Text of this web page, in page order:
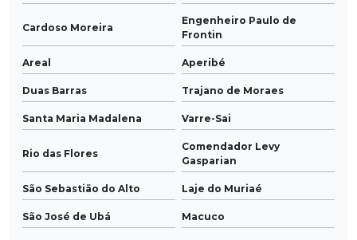
Cardoso Moreira
Engenheiro Paulo de
Frontin
Areal Aperibé
Duas Barras Trajano de Moraes
Santa Maria Madalena Varre-Sai
Rio das Flores
Comendador Levy
Gasparian
São Sebastião do Alto Laje do Muriaé
São José de Ubá Macuco